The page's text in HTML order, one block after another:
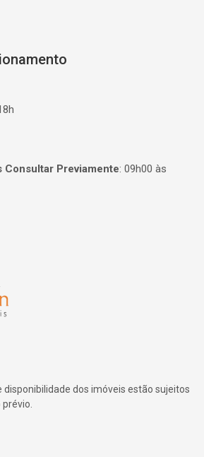
Consultar Previamente: 09h00 às
disponibilidade dos imóveis estão sujeitos